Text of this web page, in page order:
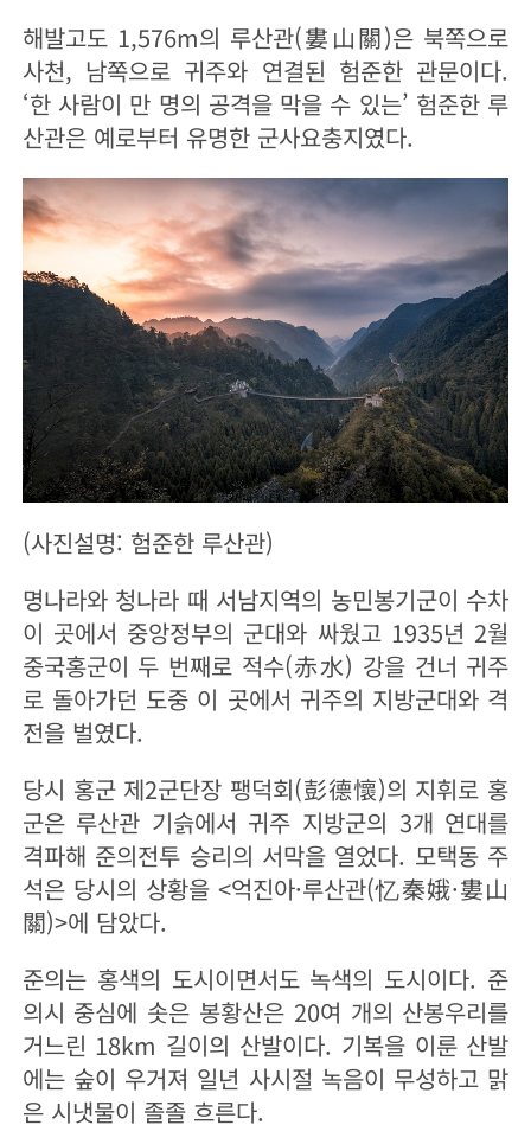
해발고도 1,576m의 루산관(婁山關)은 북쪽으로
사천, 남쪽으로 귀주와 연결된 험준한 관문이다.
‘한 사람이 만 명의 공격을 막을 수 있는’ 험준한 루
산관은 예로부터 유명한 군사요충지였다.
(사진설명: 험준한 루산관)
명나라와 청나라 때 서남지역의 농민봉기군이 수차
이 곳에서 중앙정부의 군대와 싸웠고 1935년 2월
중국홍군이 두 번째로 적수(赤水) 강을 건너 귀주
로 돌아가던 도중 이 곳에서 귀주의 지방군대와 격
전을 벌였다.
당시 홍군 제2군단장 팽덕회(彭德懷)의 지휘로 홍
군은 루산관 기슭에서 귀주 지방군의 3개 연대를
격파해 준의전투 승리의 서막을 열었다. 모택동 주
석은 당시의 상황을 <억진아·루산관(忆秦娥·婁山
關)>에 담았다.
준의는 홍색의 도시이면서도 녹색의 도시이다. 준
의시 중심에 솟은 봉황산은 20여 개의 산봉우리를
거느린 18km 길이의 산발이다. 기복을 이룬 산발
에는 숲이 우거져 일년 사시절 녹음이 무성하고 맑
은 시냇물이 졸졸 흐른다.